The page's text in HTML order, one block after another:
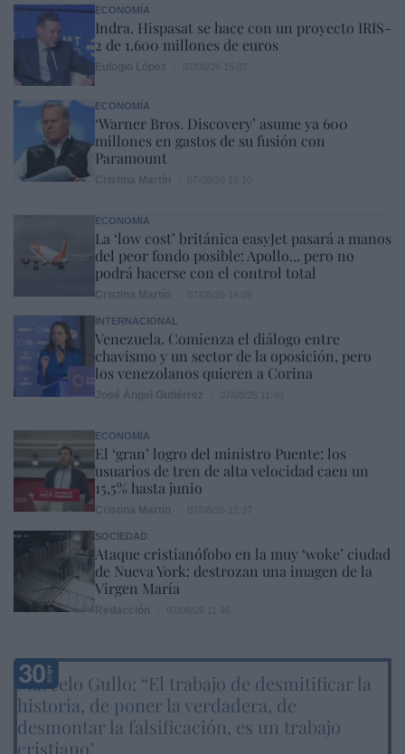
ECONOMÍA
Indra. Hispasat se hace con un proyecto IRIS-
2 de 1.600 millones de euros
ECONOMÍA
‘Warner Bros. Discovery’ asume ya 600
millones en gastos de su fusión con
Paramount
ECONOMÍA
La ‘low cost’ británica easyJet pasará a manos
del peor fondo posible: Apollo... pero no
podrá hacerse con el control total
INTERNACIONAL
Venezuela. Comienza el diálogo entre
chavismo y un sector de la oposición, pero
los venezolanos quieren a Corina
ECONOMÍA
El ‘gran’ logro del ministro Puente: los
usuarios de tren de alta velocidad caen un
15,5% hasta junio
SOCIEDAD
Ataque cristianófobo en la muy ‘woke’ ciudad
de Nueva York: destrozan una imagen de la
Virgen María
Marcelo Gullo: “El trabajo de desmitificar la
historia, de poner la verdadera, de
desmontar la falsificación, es un trabajo
cristiano"